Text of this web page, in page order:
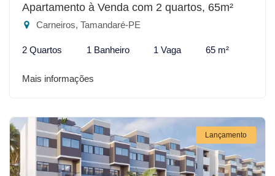
Apartamento à Venda com 2 quartos, 65m²
Carneiros, Tamandaré-PE
2 Quartos 1 Banheiro 1 Vaga 65 m²
Mais informações
Lançamento